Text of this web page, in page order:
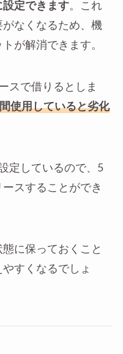
設定できます。これ
なくなるため、機
が解消できます。
スで借りるとしま
使用していると劣化
定しているので、5
スすることができ
に保っておくこと
すくなるでしょ